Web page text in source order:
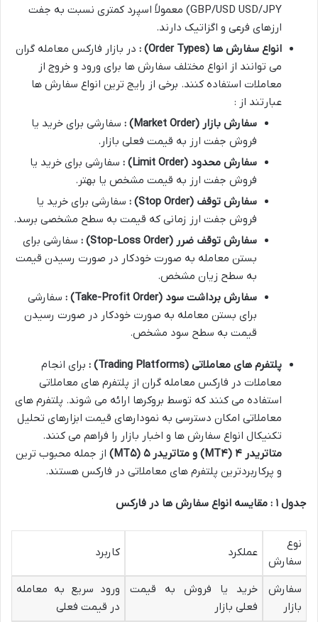
GBP/USD USD/JPY) معمولاً اسپرد کمتری نسبت به جفت
ارزهای فرعی و اگزاتیک دارند.
انواع سفارش ها (Order Types)
: در بازار فارکس معامله گران
می توانند از انواع مختلف سفارش ها برای ورود و خروج از
معاملات استفاده کنند. برخی از رایج ترین انواع سفارش ها
عبارتند از :
سفارش بازار (Market Order)
: سفارشی برای خرید یا
فروش جفت ارز به قیمت فعلی بازار.
سفارش محدود (Limit Order)
: سفارشی برای خرید یا
فروش جفت ارز به قیمت مشخص یا بهتر.
سفارش توقف (Stop Order)
: سفارشی برای خرید یا
فروش جفت ارز زمانی که قیمت به سطح مشخصی برسد.
سفارش توقف ضرر (Stop-Loss Order)
: سفارشی برای
بستن معامله به صورت خودکار در صورت رسیدن قیمت
به سطح زیان مشخص.
سفارش برداشت سود (Take-Profit Order)
: سفارشی
برای بستن معامله به صورت خودکار در صورت رسیدن
قیمت به سطح سود مشخص.
پلتفرم های معاملاتی (Trading Platforms)
: برای انجام
معاملات در فارکس معامله گران از پلتفرم های معاملاتی
استفاده می کنند که توسط بروکرها ارائه می شوند. پلتفرم های
معاملاتی امکان دسترسی به نمودارهای قیمت ابزارهای تحلیل
تکنیکال انواع سفارش ها و اخبار بازار را فراهم می کنند.
متاتریدر ۴ (MT۴ ) و متاتریدر۵ (MT۵ ) از جمله محبوب ترین
و پرکاربردترین پلتفرم های معاملاتی در فارکس هستند.
جدول ۱ : مقایسه انواع سفارش ها در فارکس
نوع
سفارش
عملکرد کاربرد
سفارش
بازار
خرید یا فروش به قیمت
فعلی بازار
ورود سریع به معامله
در قیمت فعلی